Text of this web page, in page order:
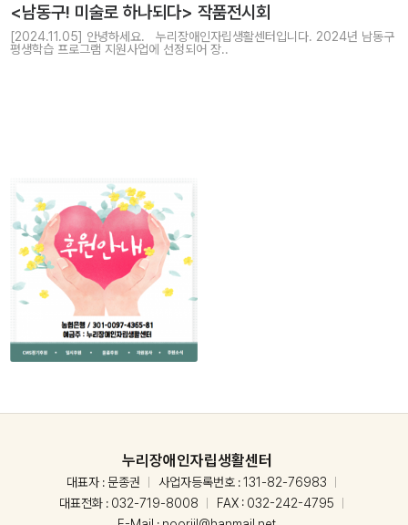
<남동구! 미술로 하나되다> 작품전시회
[2024.11.05] 안녕하세요. 누리장애인자립생활센터입니다. 2024년 남동구
평생학습 프로그램 지원사업에 선정되어 장..
누리장애인자립생활센터
대표자 : 문종권
사업자등록번호 : 131-82-76983
대표전화 : 032-719-8008
FAX : 032-242-4795